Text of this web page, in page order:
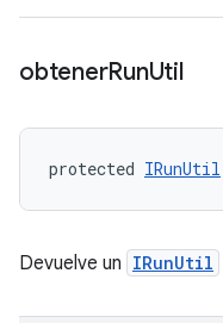
obtenerRunUtil
protected IRunUtil
Devuelve un IRunUtil